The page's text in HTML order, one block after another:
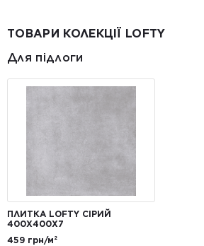
ТОВАРИ КОЛЕКЦІЇ LOFTY
Для підлоги
ПЛИТКА LOFTY СІРИЙ
400Х400Х7
459 грн/м²